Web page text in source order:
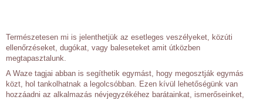
Természetesen mi is jelenthetjük az esetleges veszélyeket, közúti
ellenőrzéseket, dugókat, vagy baleseteket amit útközben
megtapasztalunk.
A Waze tagjai abban is segíthetik egymást, hogy megosztják egymás
közt, hol tankolhatnak a legolcsóbban. Ezen kívül lehetőségünk van
hozzáadni az alkalmazás névjegyzékéhez barátainkat, ismerőseinket,